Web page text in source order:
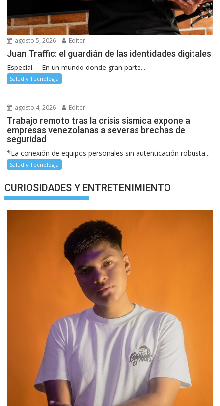
agosto 5, 2026 Editor
Juan Traffic: el guardián de las identidades digitales
Especial. – En un mundo donde gran parte...
Salud y Tecnología
agosto 4, 2026 Editor
Trabajo remoto tras la crisis sísmica expone a
empresas venezolanas a severas brechas de
seguridad
*La conexión de equipos personales sin autenticación robusta...
Salud y Tecnología
CURIOSIDADES Y ENTRETENIMIENTO